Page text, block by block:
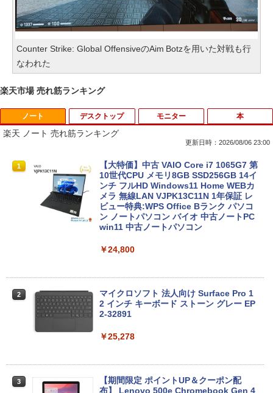
Counter Strike: Global OffensiveのAim Botzを用いた対戦も行
なわれた
楽天市場 売れ筋ランキング
ノート
楽天 ノート 売れ筋ランキング
更新日時：2026/08/06 23:00
1
【大特価】中古 VAIO Core i7 1065G7 第
10世代CPU メモリ8GB SSD256GB 14イ
ンチ フルHD Windows11 Home WEBカ
メラ 無線LAN VJPK13C11N 1年保証 レ
ビュー特典:WPS Office Bランク パソコ
ン ノートパソコン バイオ 中古ノートPC
win11 中古ノートパソコン
￥24,800
2
マイクロソフト 法人向け Surface Pro 1
2 インチ キーボード ストーン グレー EP
2-32891
￥25,278
3
【期間限定 ポイントUP＆クーポン配
布】 Lenovo 500e Chromebook Gen 4
デスクトップ モニター 本